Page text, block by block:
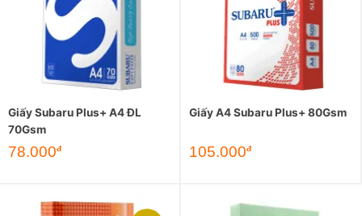
Giấy Subaru Plus+ A4 ĐL
70Gsm
78.000đ
Giấy A4 Subaru Plus+ 80Gsm
105.000đ